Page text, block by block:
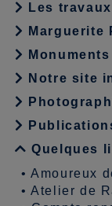
Les
Marguerite
Notre site
Quelques
•Amoureux
•Atelier de